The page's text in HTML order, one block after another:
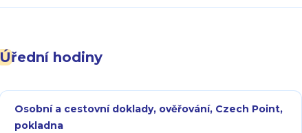
Úřední hodiny
Osobní a cestovní doklady, ověřování, Czech Point,
pokladna